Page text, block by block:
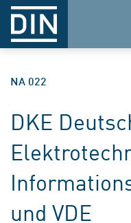
NA 022
DKE
und VDE